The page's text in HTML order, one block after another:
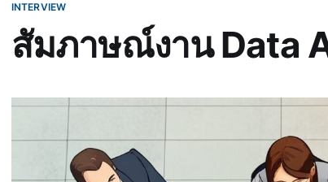
INTERVIEW
สัมภาษณ์งาน Data